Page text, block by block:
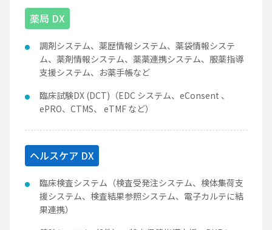
薬局 DX
調剤システム、薬歴情報システム、薬袋情報システ
ム、薬剤情報システム、薬薬連携システム、服薬指導
支援システム、お薬手帳など
臨床試験DX (DCT)（EDC システム、eConsent 、
ePRO、CTMS、 eTMF など）
ヘルスケア DX
臨床検査システム（検査受発注システム、検体集荷支
援システム、検査結果参照システム、電子カルテに結
果連携）